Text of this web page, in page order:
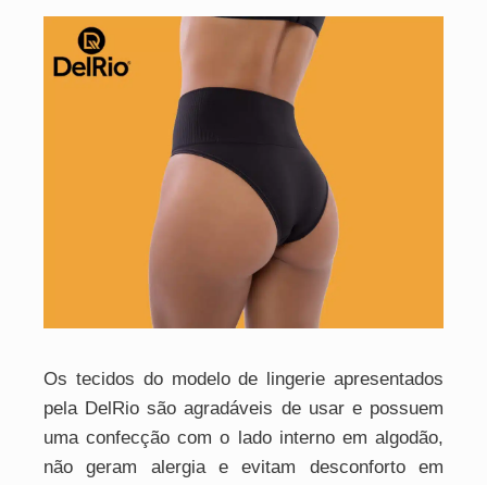
Os tecidos do modelo de lingerie apresentados
pela DelRio são agradáveis de usar e possuem
uma confecção com o lado interno em algodão,
não geram alergia e evitam desconforto em